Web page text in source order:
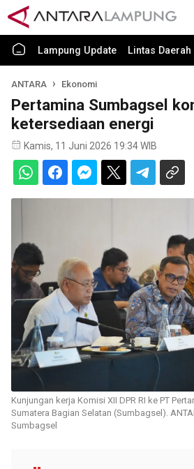
Lampung Update Lintas Daerah
ANTARA Ekonomi
Pertamina Sumbagsel
ketersediaan energi
Kamis, 11 Juni 2026 19:34 WIB
Kunjungan kerja Komisi XII DPR RI ke PT
Sumatera Bagian Selatan (Sumbagsel).
Sumbagsel